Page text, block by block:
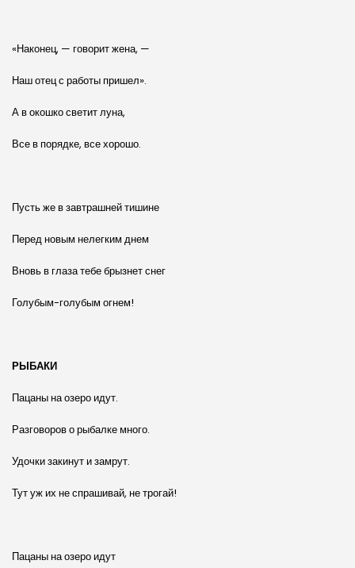
«Наконец, — говорит жена, —
Наш отец с работы пришел».
А в окошко светит луна,
Все в порядке, все хорошо.
Пусть же в завтрашней тишине
Перед новым нелегким днем
Вновь в глаза тебе брызнет снег
Голубым-голубым огнем!
РЫБАКИ
Пацаны на озеро идут.
Разговоров о рыбалке много.
Удочки закинут и замрут.
Тут уж их не спрашивай, не трогай!
Пацаны на озеро идут